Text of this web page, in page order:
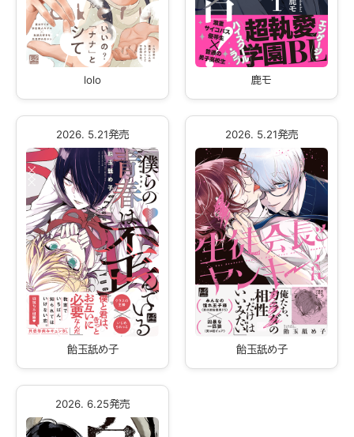
lolo 鹿モ
2026. 5.21発売
飴玉舐め子
2026. 5.21発売
飴玉舐め子
2026. 6.25発売